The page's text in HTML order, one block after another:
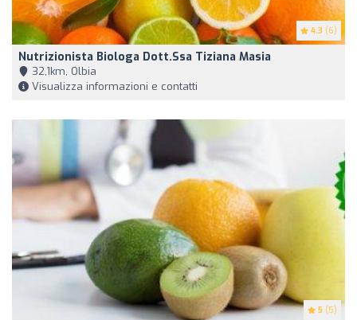
4.3 (6)
Nutrizionista Biologa Dott.ssa Tiziana Masia
32,1km, Olbia
Visualizza informazioni e contatti
5 (5)